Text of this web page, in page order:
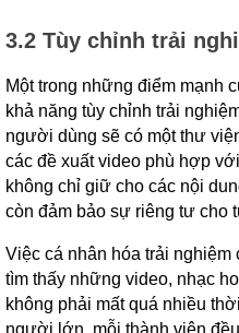
3.2 Tùy chỉnh trải
Một trong những điểm mạnh
khả năng tùy chỉnh trải
người dùng sẽ có một thư
các đề xuất video phù hợp
không chỉ giữ cho các nội
còn đảm bảo sự riêng tư cho
Việc cá nhân hóa trải
tìm thấy những video, nhạc
không phải mất quá nhiều
người lớn, mỗi thành viên